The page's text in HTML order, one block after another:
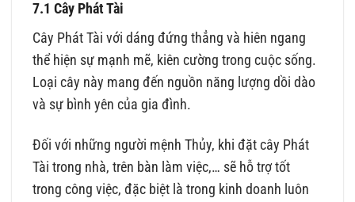
7.1 Cây Phát Tài
Cây Phát Tài với dáng đứng thẳng và hiên ngang
thể hiện sự mạnh mẽ, kiên cường trong cuộc sống.
Loại cây này mang đến nguồn năng lượng dồi dào
và sự bình yên của gia đình.
Đối với những người mệnh Thủy, khi đặt cây Phát
Tài trong nhà, trên bàn làm việc,… sẽ hỗ trợ tốt
trong công việc, đặc biệt là trong kinh doanh luôn